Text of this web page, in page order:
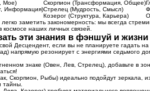
Мое)
Скорпион (Трансформация, Общее)
Информация)Стрелец (Мудрость, Смысл)
Козерог (Структура, Карьера)
легко заметить закономерность: мы всегда
космосе наших личных связей.
эти знания в фэншуй и жизни
Десцендент, если вы не планируете гадать
напрямую резонирует с энергиями седьмого
знаке (Овен, Лев, Стрелец), добавьте в
Скорпион, Рыбы) идеально подойдут зеркала,
тайны.